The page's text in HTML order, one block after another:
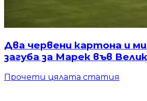
Два червени картона и
загуба за Марек във
Прочети цялата статия